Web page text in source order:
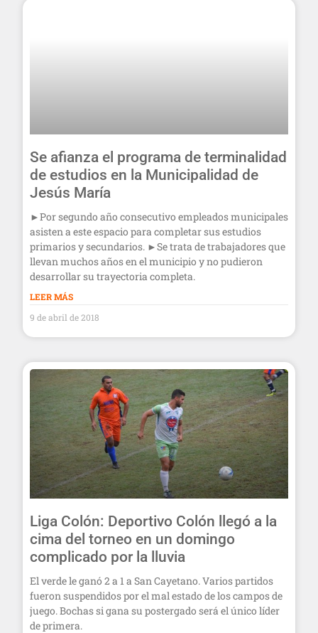
Se afianza el programa de terminalidad
de estudios en la Municipalidad de
Jesús María
►Por segundo año consecutivo empleados municipales
asisten a este espacio para completar sus estudios
primarios y secundarios. ►Se trata de trabajadores que
llevan muchos años en el municipio y no pudieron
desarrollar su trayectoria completa.
LEER MÁS
9 de abril de 2018
Liga Colón: Deportivo Colón llegó a la
cima del torneo en un domingo
complicado por la lluvia
El verde le ganó 2 a 1 a San Cayetano. Varios partidos
fueron suspendidos por el mal estado de los campos de
juego. Bochas si gana su postergado será el único líder
de primera.